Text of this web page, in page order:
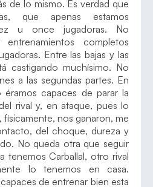
de lo mismo. Es verdad que
que apenas estamos
u once jugadoras. No
completos
Entre las bajas y las
castigando muchísimo. No
a las segundas partes. En
capaces de parar la
rival y, en ataque, pues lo
físicamente, nos ganaron, me
del choque, dureza y
No queda otra que seguir
tenemos Carballal, otro rival
lo tenemos en casa.
de entrenar bien esta